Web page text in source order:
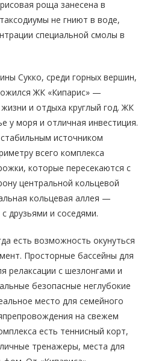
роща занесена в
не гниют в воде,
специальной смолы в
Сукко, среди горных вершин,
ЖК «Кипарис» —
и отдыха круглый год. ЖК
у моря и отличная инвестиция.
источником
всего комплекса
которые пересекаются с
центральной кольцевой
кольцевая аллея —
друзьями и соседями.
есть возможность окунуться
Просторные бассейны для
релаксации с шезлонгами и
безопасные неглубокие
место для семейного
на свежем
есть теннисный корт,
тренажеры, места для